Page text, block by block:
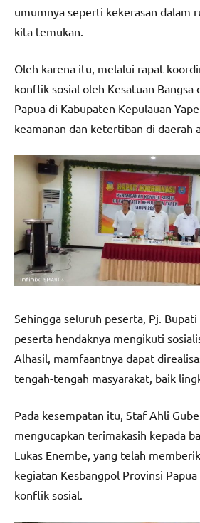
umumnya seperti kekerasan dalam
kita temukan.
Oleh karena itu, melalui rapat
konflik sosial oleh Kesatuan Bangsa
Papua di Kabupaten Kepulauan
keamanan dan ketertiban di daerah
Sehingga seluruh peserta, Pj.
peserta hendaknya mengikuti
Alhasil, mamfaantnya dapat
tengah-tengah masyarakat, baik
Pada kesempatan itu, Staf Ahli
mengucapkan terimakasih kepada
Lukas Enembe, yang telah
kegiatan Kesbangpol Provinsi
konflik sosial.